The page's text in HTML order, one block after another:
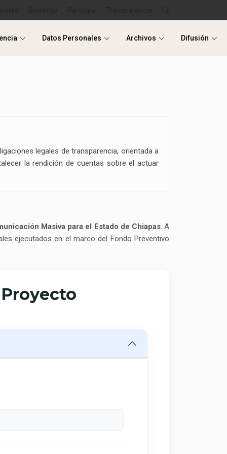
Datos Personales Archivos Difusión
legales de transparencia, orientada a
la rendición de cuentas sobre el actuar
Masiva para el Estado de Chiapas. A
ejecutados en el marco del Fondo Preventivo